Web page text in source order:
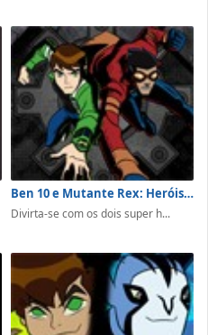
Ben 10 e Mutante Rex: Heróis Unidos
Divirta-se com os dois super h...